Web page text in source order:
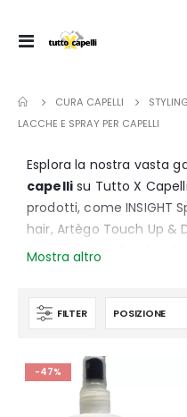
Toggle
CURA CAPELLI
LACCHE E SPRAY PER CAPELLI
Esplora la nostra vasta
capellisu Tutto X
prodotti, come INSIGHT
hair, Artègo Touch Up &
Artègo Strong Bond e
ecologica a fissaggio
naturale e morbido,
lacca o lo spray che
esigenze e trasforma i
Mostra altro
FILTER
-47%